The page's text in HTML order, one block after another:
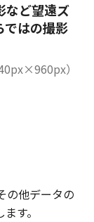
など望遠ズ
ではの撮影
）
の他データの
す。